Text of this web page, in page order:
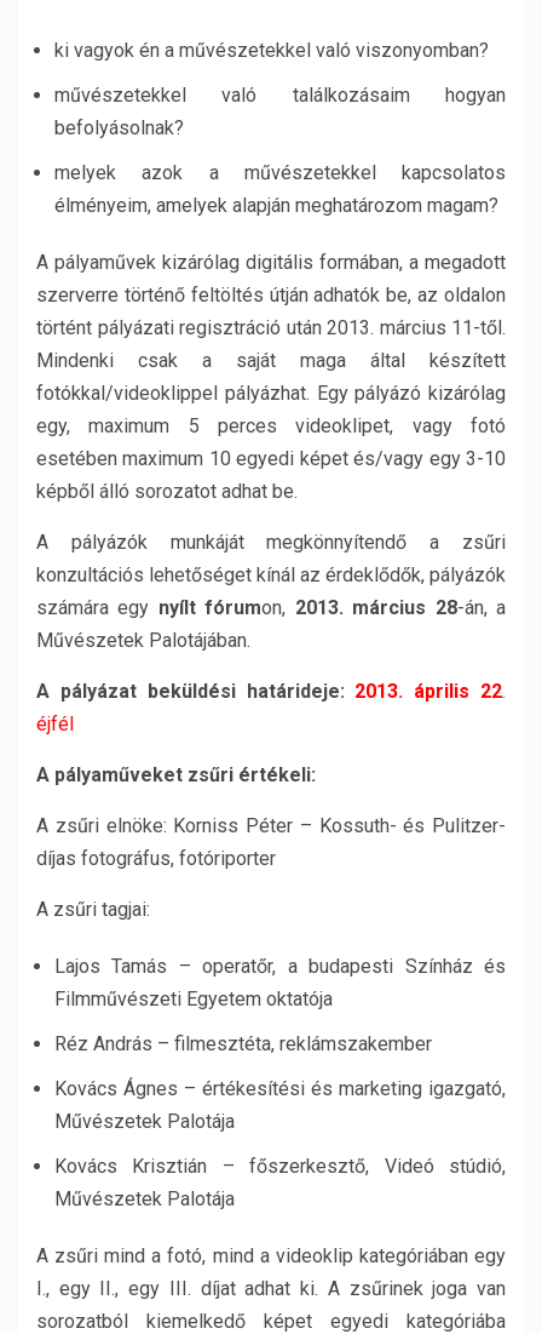
ki vagyok én a művészetekkel való viszonyomban?
művészetekkel való találkozásaim hogyan
befolyásolnak?
melyek azok a művészetekkel kapcsolatos
élményeim, amelyek alapján meghatározom magam?
A pályaművek kizárólag digitális formában, a megadott
szerverre történő feltöltés útján adhatók be, az oldalon
történt pályázati regisztráció után 2013. március 11-től.
Mindenki csak a saját maga által készített
fotókkal/videoklippel pályázhat. Egy pályázó kizárólag
egy, maximum 5 perces videoklipet, vagy fotó
esetében maximum 10 egyedi képet és/vagy egy 3-10
képből álló sorozatot adhat be.
A pályázók munkáját megkönnyítendő a zsűri
konzultációs lehetőséget kínál az érdeklődők, pályázók
számára egy nyílt fórumon, 2013. március 28-án, a
Művészetek Palotájában.
A pályázat beküldési határideje: 2013. április 22.
éjfél
A pályaműveket zsűri értékeli:
A zsűri elnöke: Korniss Péter – Kossuth- és Pulitzer-
díjas fotográfus, fotóriporter
A zsűri tagjai:
Lajos Tamás – operatőr, a budapesti Színház és
Filmművészeti Egyetem oktatója
Réz András – filmesztéta, reklámszakember
Kovács Ágnes – értékesítési és marketing igazgató,
Művészetek Palotája
Kovács Krisztián – főszerkesztő, Videó stúdió,
Művészetek Palotája
A zsűri mind a fotó, mind a videoklip kategóriában egy
I., egy II., egy III. díjat adhat ki. A zsűrinek joga van
sorozatból kiemelkedő képet egyedi kategóriába